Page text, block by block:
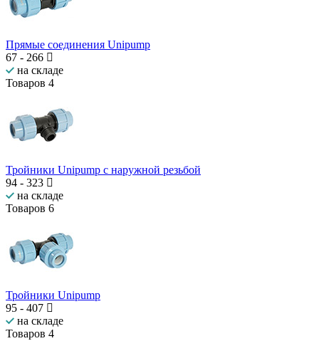
Прямые соединения Unipump
67 - 266
на складе
Товаров 4
Тройники Unipump с наружной резьбой
94 - 323
на складе
Товаров 6
Тройники Unipump
95 - 407
на складе
Товаров 4